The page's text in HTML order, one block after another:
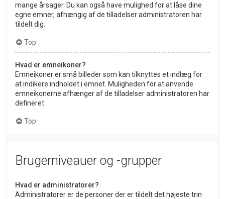
mange årsager. Du kan også have mulighed for at låse dine
egne emner, afhængig af de tilladelser administratoren har
tildelt dig.
Top
Hvad er emneikoner?
Emneikoner er små billeder som kan tilknyttes et indlæg for
at indikere indholdet i emnet. Muligheden for at anvende
emneikonerne afhænger af de tilladelser administratoren har
defineret.
Top
Brugerniveauer og -grupper
Hvad er administratorer?
Administratorer er de personer der er tildelt det højeste trin